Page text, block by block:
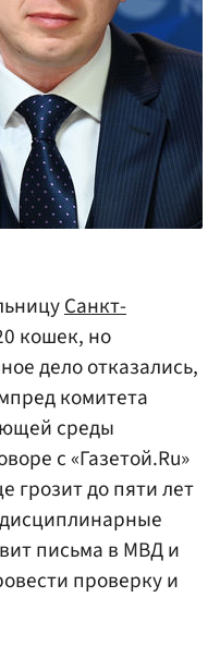
Санкт-
кошек, но
дело отказались,
комитета
среды
с «Газетой.Ru»
грозит до пяти лет
письма в МВД и
проверку и